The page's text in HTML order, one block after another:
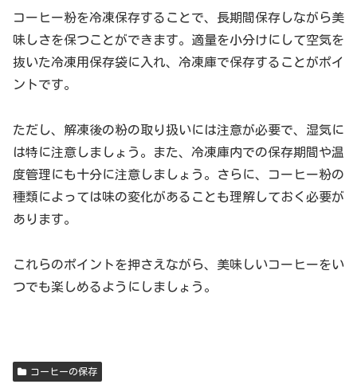
コーヒー粉を冷凍保存することで、長期間保存しながら美
味しさを保つことができます。適量を小分けにして空気を
抜いた冷凍用保存袋に入れ、冷凍庫で保存することがポイ
ントです。
ただし、解凍後の粉の取り扱いには注意が必要で、湿気に
は特に注意しましょう。また、冷凍庫内での保存期間や温
度管理にも十分に注意しましょう。さらに、コーヒー粉の
種類によっては味の変化があることも理解しておく必要が
あります。
これらのポイントを押さえながら、美味しいコーヒーをい
つでも楽しめるようにしましょう。
コーヒーの保存